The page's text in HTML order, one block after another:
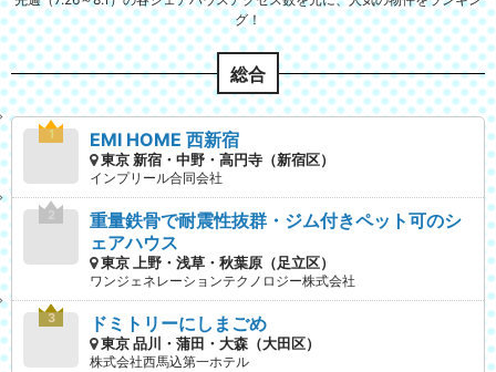
グ！
総合
EMI HOME 西新宿
東京 新宿・中野・高円寺（新宿区）
インプリール合同会社
重量鉄骨で耐震性抜群・ジム付きペット可のシ
ェアハウス
東京 上野・浅草・秋葉原（足立区）
ワンジェネレーションテクノロジー株式会社
ドミトリーにしまごめ
東京 品川・蒲田・大森（大田区）
株式会社西馬込第一ホテル